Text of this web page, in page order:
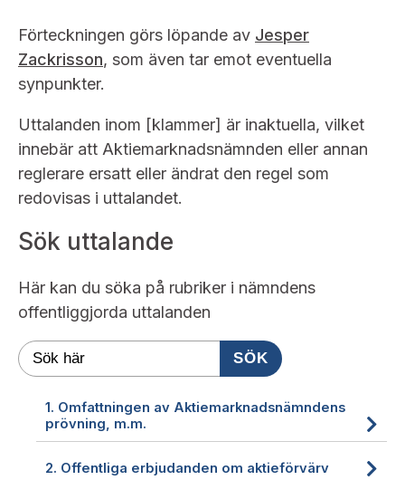
Arbetsordning
Huvudmän
Verksamhetsberättelser
Publikationer och anföranden
Uttalanden sorterade ämnesvis
Avgifter
Prenumerera
Prenumerera
Bildarkiv
Kontakt angående ansökningar och uttalanden
Kontakt administrativa ärenden
Förteckningen görs löpande av Jesper
Zackrisson, som även tar emot eventuella
synpunkter.
Uttalanden inom [klammer] är inaktuella, vilket
innebär att Aktiemarknadsnämnden eller annan
reglerare ersatt eller ändrat den regel som
redovisas i uttalandet.
Sök uttalande
Här kan du söka på rubriker i nämndens
offentliggjorda uttalanden
SÖK
1. Omfattningen av Aktiemarknadsnämndens
prövning, m.m.
2. Offentliga erbjudanden om aktieförvärv